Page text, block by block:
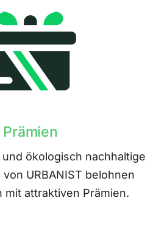
Prämien
ökologisch nachhaltige
URBANIST belohnen
mit attraktiven Prämien.